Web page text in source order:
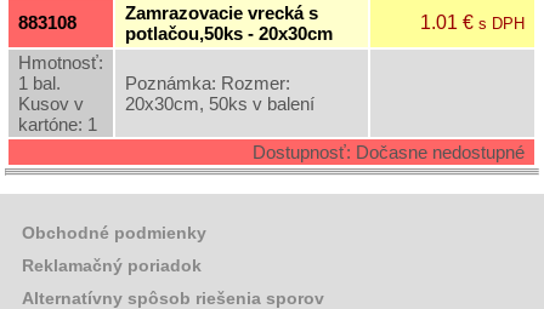
Ostatný
rôzny
sortiment
Záhradná
dekoračná
keramika
883108
Zamrazovacie vrecká s
potlačou,50ks - 20x30cm
1.01 €s DPH
Hmotnosť:
1 bal.
Kusov v
kartóne: 1
Poznámka: Rozmer:
20x30cm, 50ks v balení
Dostupnosť: Dočasne nedostupné
Obchodné podmienky
Reklamačný poriadok
Alternatívny spôsob riešenia sporov